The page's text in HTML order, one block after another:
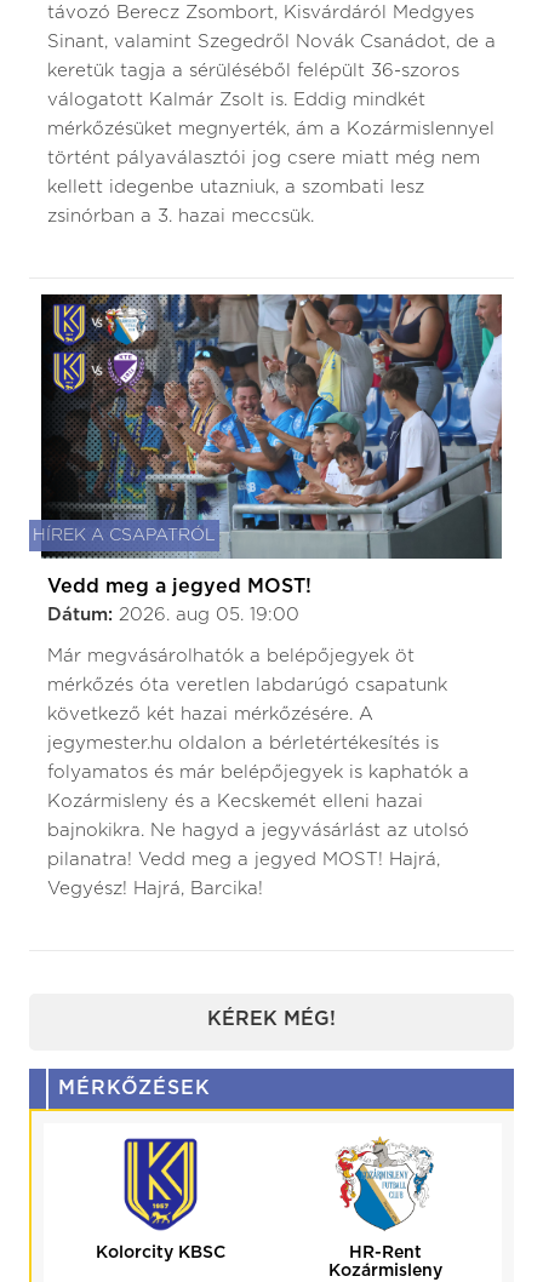
távozó Berecz Zsombort, Kisvárdáról Medgyes
Sinant, valamint Szegedről Novák Csanádot, de a
keretük tagja a sérüléséből felépült 36-szoros
válogatott Kalmár Zsolt is. Eddig mindkét
mérkőzésüket megnyerték, ám a Kozármislennyel
történt pályaválasztói jog csere miatt még nem
kellett idegenbe utazniuk, a szombati lesz
zsinórban a 3. hazai meccsük.
HÍREK A CSAPATRÓL
Vedd meg a jegyed MOST!
Dátum: 2026. aug 05. 19:00
Már megvásárolhatók a belépőjegyek öt
mérkőzés óta veretlen labdarúgó csapatunk
következő két hazai mérkőzésére. A
jegymester.hu oldalon a bérletértékesítés is
folyamatos és már belépőjegyek is kaphatók a
Kozármisleny és a Kecskemét elleni hazai
bajnokikra. Ne hagyd a jegyvásárlást az utolsó
pilanatra! Vedd meg a jegyed MOST! Hajrá,
Vegyész! Hajrá, Barcika!
KÉREK MÉG!
MÉRKŐZÉSEK
Kolorcity KBSC
HR-Rent
Kozármisleny